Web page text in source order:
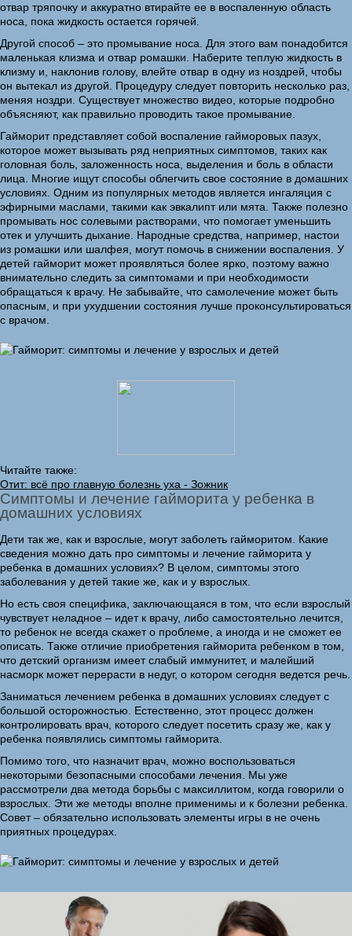
отвар тряпочку и аккуратно втирайте ее в воспаленную область
носа, пока жидкость остается горячей.
Другой способ – это промывание носа. Для этого вам понадобится
маленькая клизма и отвар ромашки. Наберите теплую жидкость в
клизму и, наклонив голову, влейте отвар в одну из ноздрей, чтобы
он вытекал из другой. Процедуру следует повторить несколько раз,
меняя ноздри. Существует множество видео, которые подробно
объясняют, как правильно проводить такое промывание.
Гайморит представляет собой воспаление гайморовых пазух,
которое может вызывать ряд неприятных симптомов, таких как
головная боль, заложенность носа, выделения и боль в области
лица. Многие ищут способы облегчить свое состояние в домашних
условиях. Одним из популярных методов является ингаляция с
эфирными маслами, такими как эвкалипт или мята. Также полезно
промывать нос солевыми растворами, что помогает уменьшить
отек и улучшить дыхание. Народные средства, например, настои
из ромашки или шалфея, могут помочь в снижении воспаления. У
детей гайморит может проявляться более ярко, поэтому важно
внимательно следить за симптомами и при необходимости
обращаться к врачу. Не забывайте, что самолечение может быть
опасным, и при ухудшении состояния лучше проконсультироваться
с врачом.
Читайте также:
Отит: всё про главную болезнь уха - Зожник
Симптомы и лечение гайморита у ребенка в
домашних условиях
Дети так же, как и взрослые, могут заболеть гайморитом. Какие
сведения можно дать про симптомы и лечение гайморита у
ребенка в домашних условиях? В целом, симптомы этого
заболевания у детей такие же, как и у взрослых.
Но есть своя специфика, заключающаяся в том, что если взрослый
чувствует неладное – идет к врачу, либо самостоятельно лечится,
то ребенок не всегда скажет о проблеме, а иногда и не сможет ее
описать. Также отличие приобретения гайморита ребенком в том,
что детский организм имеет слабый иммунитет, и малейший
насморк может перерасти в недуг, о котором сегодня ведется речь.
Заниматься лечением ребенка в домашних условиях следует с
большой осторожностью. Естественно, этот процесс должен
контролировать врач, которого следует посетить сразу же, как у
ребенка появлялись симптомы гайморита.
Помимо того, что назначит врач, можно воспользоваться
некоторыми безопасными способами лечения. Мы уже
рассмотрели два метода борьбы с максиллитом, когда говорили о
взрослых. Эти же методы вполне применимы и к болезни ребенка.
Совет – обязательно использовать элементы игры в не очень
приятных процедурах.